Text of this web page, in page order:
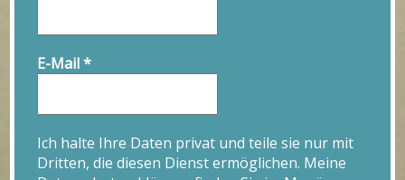
E-Mail*
Ich halte Ihre Daten privat und teile sie nur mit
Dritten, die diesen Dienst ermöglichen. Meine